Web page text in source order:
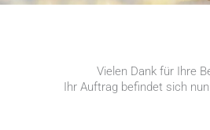
Vielen Dank für Ihre
Ihr Auftrag befindet sich